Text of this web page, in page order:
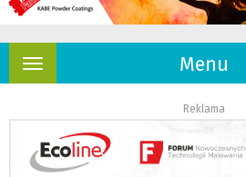
Menu
Rozwiń
Reklama